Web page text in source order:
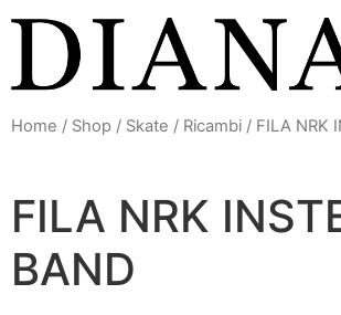
contenuto
Home / Shop / Skate / Ricambi / FILA NRK
FILA NRK
BAND